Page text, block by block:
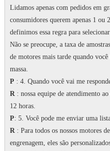
Lidamos apenas com pedidos em
consumidores querem apenas 1 ou
definimos essa regra para
Não se preocupe, a taxa de
de motores mais tarde quando
massa.
P : 4. Quando você vai me
R: nossa equipe de atendimento
12 horas.
P: 5. Você pode me enviar uma
R: Para todos os nossos motores
engrenagem, eles são